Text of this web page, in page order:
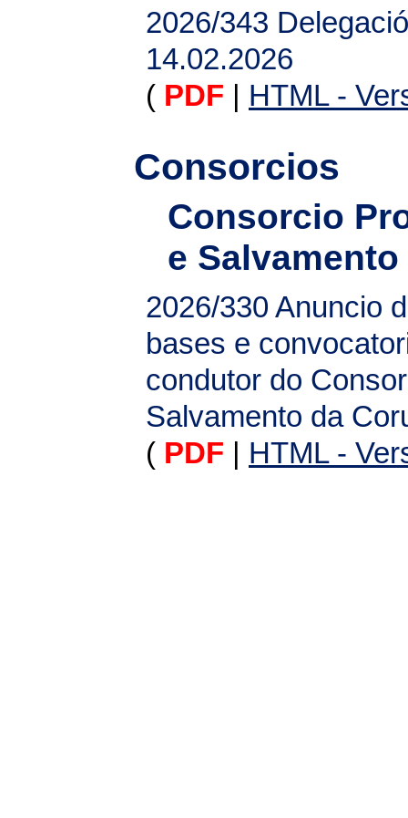
2026/343
14.02.2026
( PDF HTML -
Consorcios
Consorcio
e
2026/330 Anuncio
bases e
condutor do
Salvamento da
( PDF HTML -